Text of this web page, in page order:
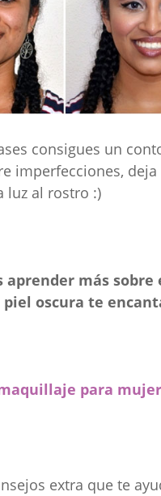
consigues un
imperfecciones, deja
luz al rostro :)
aprender más sobre
oscura te
para
extra que te